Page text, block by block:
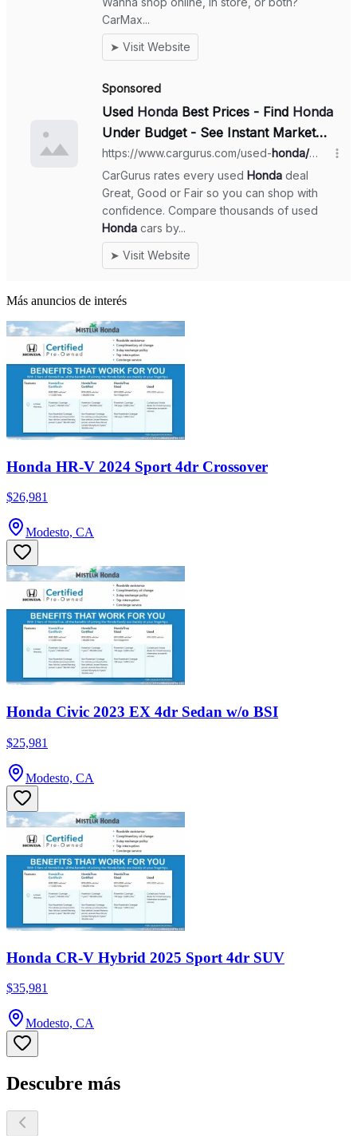
Más anuncios de interés
Honda HR-V 2024 Sport 4dr Crossover
$26,981
Modesto, CA
Honda Civic 2023 EX 4dr Sedan w/o BSI
$25,981
Modesto, CA
Honda CR-V Hybrid 2025 Sport 4dr SUV
$35,981
Modesto, CA
Descubre más